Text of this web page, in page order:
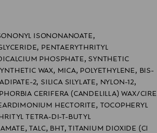
ISONONANOATE,
PENTAERYTHRITYL
PHOSPHATE, SYNTHETIC
WAX, MICA, POLYETHYLENE, BIS-
2, SILICA SILYLATE, NYLON-12,
CERIFERA (CANDELILLA) WAX/CIRE
HECTORITE, TOCOPHERYL
TETRA-DI-T-BUTYL
TALC, BHT, TITANIUM DIOXIDE (CI